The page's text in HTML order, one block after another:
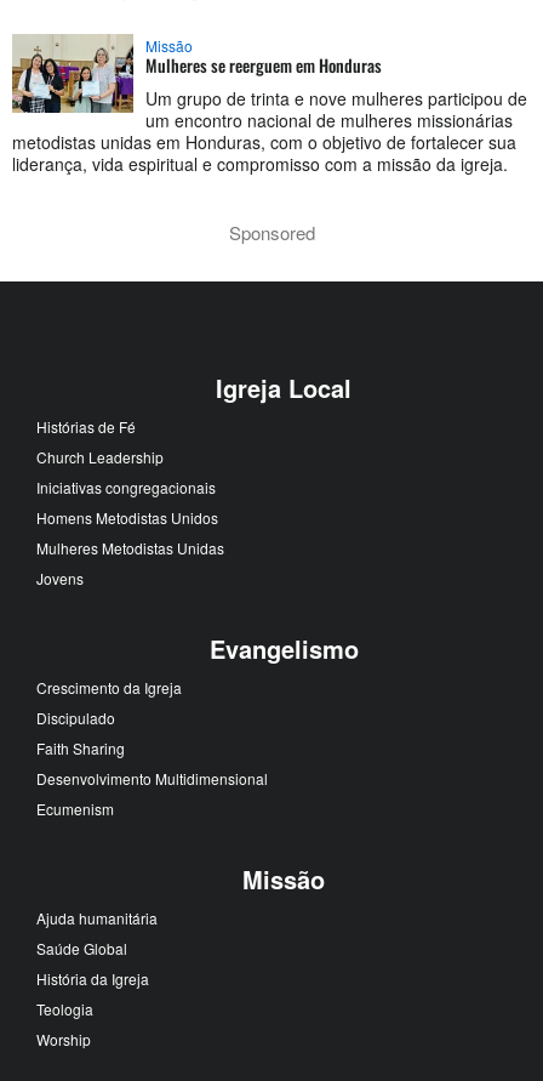
Missão
Mulheres se reerguem em Honduras
Um grupo de trinta e nove mulheres participou de
um encontro nacional de mulheres missionárias
metodistas unidas em Honduras, com o objetivo de fortalecer sua
liderança, vida espiritual e compromisso com a missão da igreja.
Sponsored
Igreja Local
Histórias de Fé
Church Leadership
Iniciativas congregacionais
Homens Metodistas Unidos
Mulheres Metodistas Unidas
Jovens
Evangelismo
Crescimento da Igreja
Discipulado
Faith Sharing
Desenvolvimento Multidimensional
Ecumenism
Missão
Ajuda humanitária
Saúde Global
História da Igreja
Teologia
Worship